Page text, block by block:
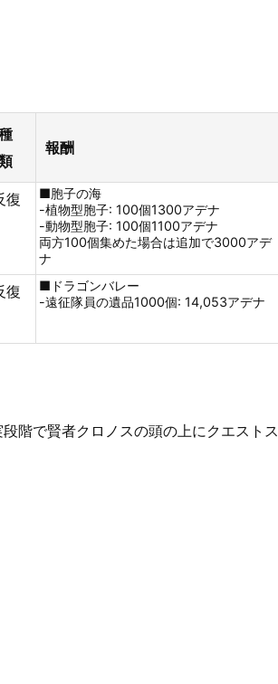
報酬
復
■胞子の海
-植物型胞子: 100個1300アデナ
-動物型胞子: 100個1100アデナ
両方100個集めた場合は追加で3000アデ
ナ
復
■ドラゴンバレー
-遠征隊員の遺品1000個: 14,053アデナ
階で賢者クロノスの頭の上にクエストス